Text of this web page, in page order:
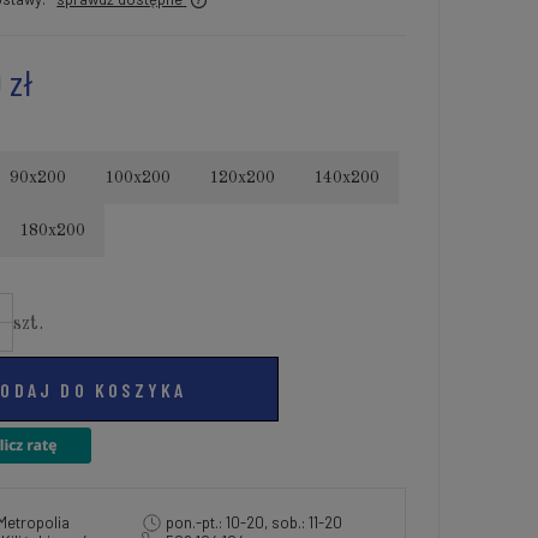
90x200 100x200 120x200 140x200
180x200
szt.
DO KOSZYKA
pon.-pt.: 10-20, sob.: 11-20